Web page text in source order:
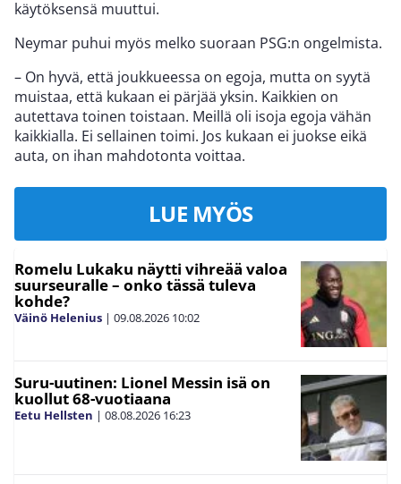
käytöksensä muuttui.
Neymar puhui myös melko suoraan PSG:n ongelmista.
– On hyvä, että joukkueessa on egoja, mutta on syytä
muistaa, että kukaan ei pärjää yksin. Kaikkien on
autettava toinen toistaan. Meillä oli isoja egoja vähän
kaikkialla. Ei sellainen toimi. Jos kukaan ei juokse eikä
auta, on ihan mahdotonta voittaa.
LUE MYÖS
Romelu Lukaku näytti vihreää valoa
suurseuralle – onko tässä tuleva
kohde?
Väinö Helenius | 09.08.2026 10:02
Suru-uutinen: Lionel Messin isä on
kuollut 68-vuotiaana
Eetu Hellsten | 08.08.2026 16:23